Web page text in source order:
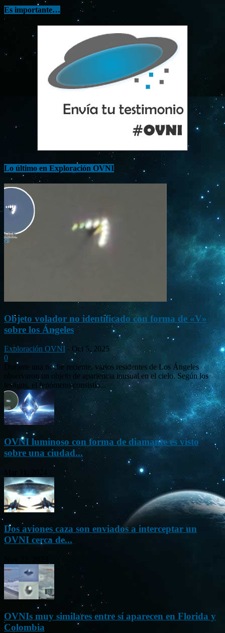
Es importante…
Lo último en Exploración OVNI
Objeto volador no identificado con forma de «V»
sobre los Ángeles
Exploración OVNI - Oct 5, 2025
0
Durante una noche reciente, varios residentes de Los Ángeles
observaron un objeto de apariencia inusual en el cielo. Según los
testigos, el fenómeno consistía...
OVNI luminoso con forma de diamante es visto
sobre una ciudad...
Mar 31, 2024
Dos aviones caza son enviados a interceptar un
OVNI cerca de...
OVNIs muy similares entre sí aparecen en Florida y
Colombia